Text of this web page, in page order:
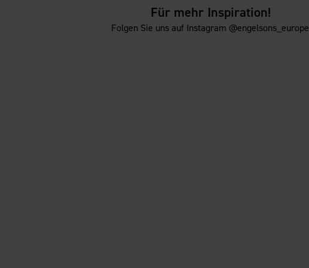
Für mehr Inspiration!
Folgen Sie uns auf Instagram @engelsons_europe